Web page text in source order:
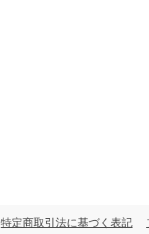
特定商取引法に基づく表記